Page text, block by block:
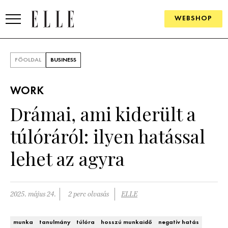
WEBSHOP
SZÉPSÉG
ÉLETMÓD
PÁRKAPCSOLAT
FŐOLDAL BUSINESS
WORK
Drámai, ami kiderült a
túlóráról: ilyen hatással
lehet az agyra
2025. május 24. 2 perc olvasás ELLE
munka tanulmány túlóra hosszú munkaidő negatív hatás